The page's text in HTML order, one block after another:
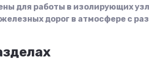
для работы в изолирующих
дорог в атмосфере с